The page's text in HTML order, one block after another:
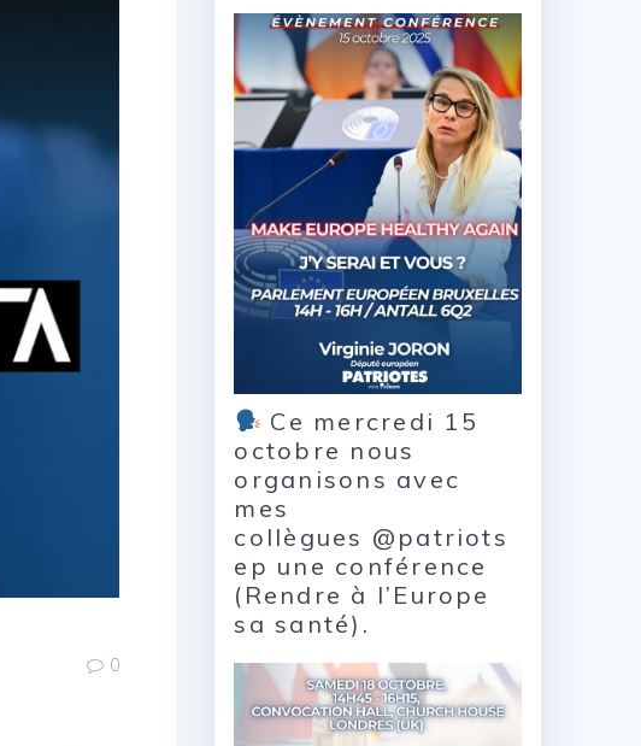
0
Ce mercredi 15
octobre nous
organisons avec
mes
collègues @patriots
ep une conférence
(Rendre à l’Europe
sa santé).